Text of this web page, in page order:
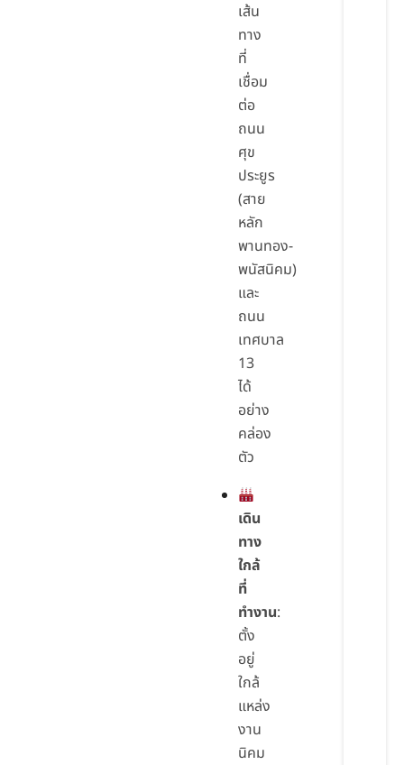
เส้น
ทาง
ที่
เชื่อม
ต่อ
ถนน
ศุข
ประยูร
(สาย
หลัก
พานทอง-
พนัสนิคม)
และ
ถนน
เทศบาล
13
ได้
อย่าง
คล่อง
ตัว
เดิน
ทาง
ใกล้
ที่
ทำงาน:
ตั้ง
อยู่
ใกล้
แหล่ง
งาน
นิคม